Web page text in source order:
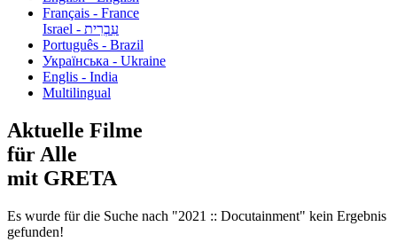
Français - France
עִבְרִית - Israel
Português - Brazil
Українська - Ukraine
Englis - India
Multilingual
Aktuelle Filme
für Alle
mit GRETA
Es wurde für die Suche nach "2021 :: Docutainment" kein Ergebnis
gefunden!